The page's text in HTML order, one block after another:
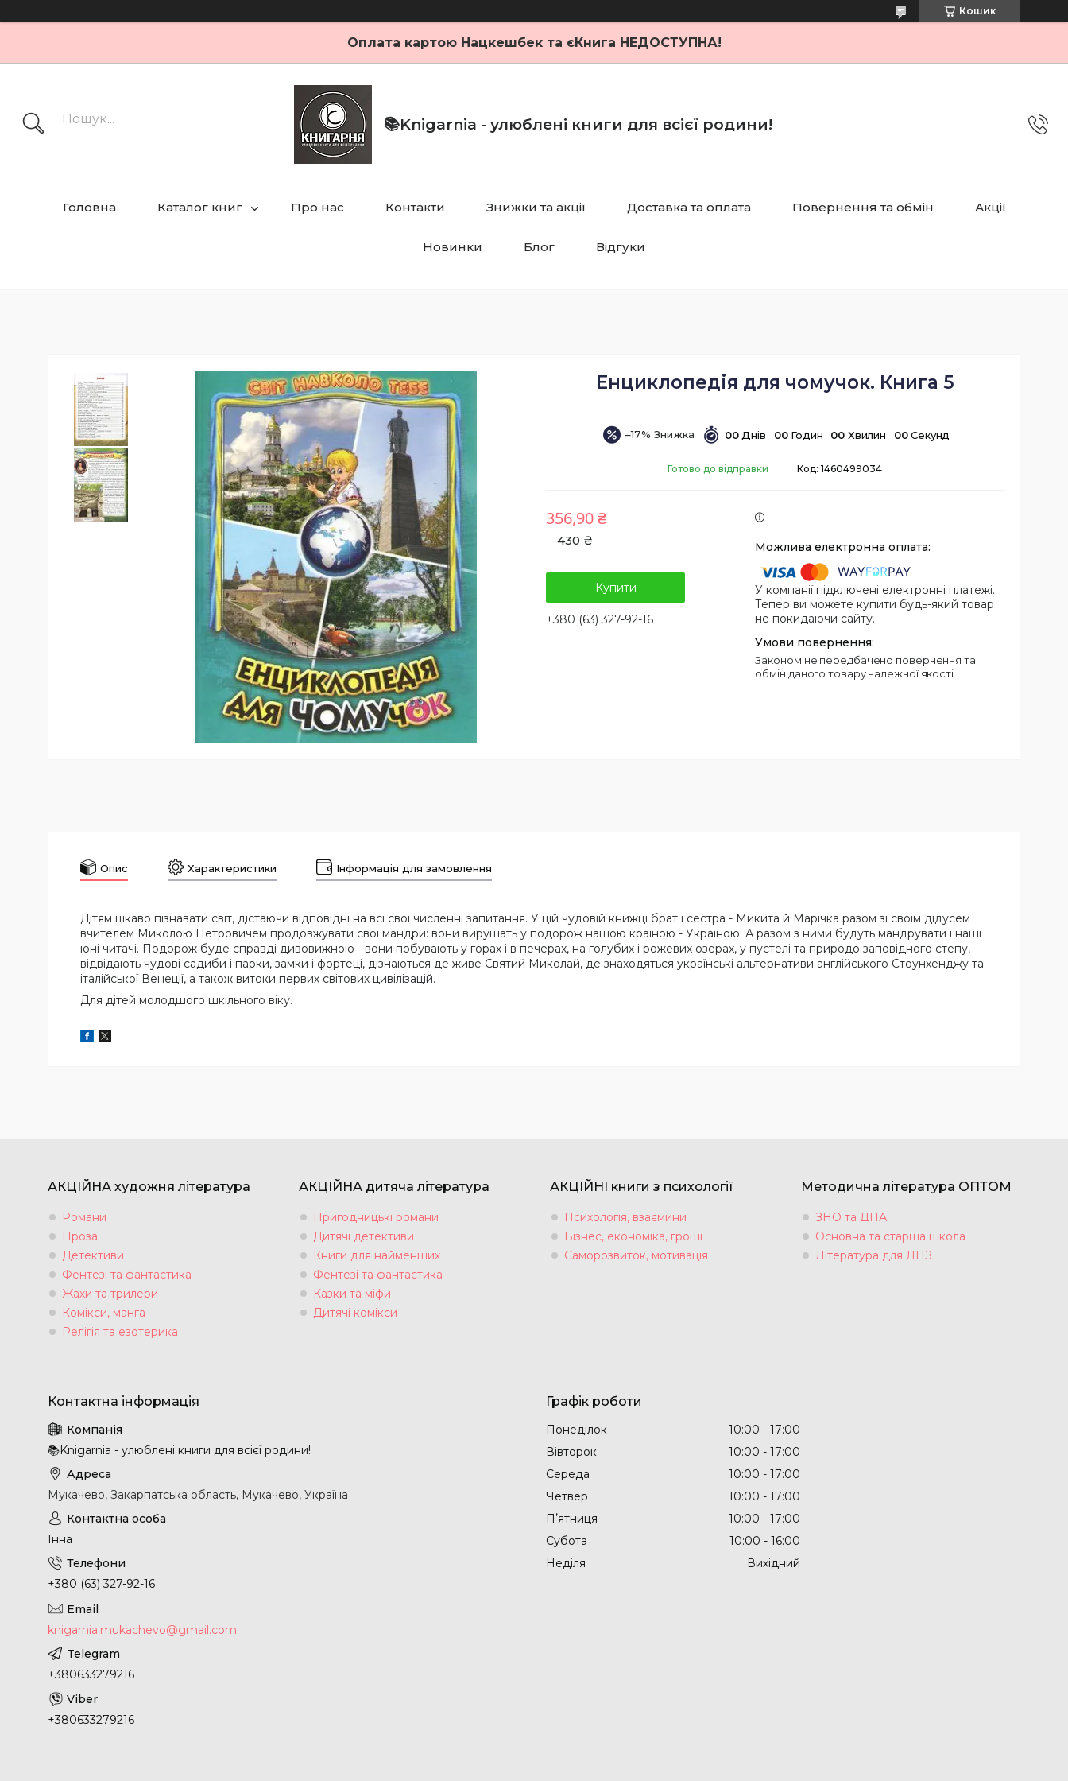
Кошик
Оплата картою Нацкешбек та єКнига НЕДОСТУПНА!
📚Knigarnia - улюблені книги для всієї родини!
Головна Каталог книг Про нас Контакти Знижки та акції Доставка та оплата Повернення та обмін Акції
Новинки Блог Відгуки
Енциклопедія для чомучок. Книга 5
–17% 00 Днів 00 Годин 00 Хвилин 00 Секунд
Готово до відправки Код: 1460499034
430 ₴
356,90 ₴
Купити
+380 (63) 327-92-16
У компанії підключені електронні платежі.
Тепер ви можете купити будь-який товар
не покидаючи сайту.
Законом не передбачено повернення та
обмін даного товару належної якості
Опис Характеристики Інформація для замовлення
Дітям цікаво пізнавати світ, дістаючи відповідні на всі свої численні запитання. У цій чудовій книжці брат і сестра - Микита й Марічка разом зі своїм дідусем
вчителем Миколою Петровичем продовжувати свої мандри: вони вирушать у подорож нашою країною - Україною. А разом з ними будуть мандрувати і наші
юні читачі. Подорож буде справді дивовижною - вони побувають у горах і в печерах, на голубих і рожевих озерах, у пустелі та природо заповідного степу,
відвідають чудові садиби і парки, замки і фортеці, дізнаються де живе Святий Миколай, де знаходяться українські альтернативи англійського Стоунхенджу та
італійської Венеції, а також витоки первих світових цивілізацій.
Для дітей молодшого шкільного віку.
АКЦІЙНА художня література
Романи
Проза
Детективи
Фентезі та фантастика
Жахи та трилери
Комікси, манга
Релігія та езотерика
АКЦІЙНА дитяча література
Пригодницькі романи
Дитячі детективи
Книги для найменших
Фентезі та фантастика
Казки та міфи
Дитячі комікси
АКЦІЙНІ книги з психології
Психологія, взаємини
Бізнес, економіка, гроші
Саморозвиток, мотивація
Методична література ОПТОМ
ЗНО та ДПА
Основна та старша школа
Література для ДНЗ
📚Knigarnia - улюблені книги для всієї родини!
Мукачево, Закарпатська область, Мукачево, Україна
Інна
+380 (63) 327-92-16
knigarnia.mukachevo@gmail.com
+380633279216
+380633279216
Графік роботи
Понеділок 10:00
17:00
Вівторок
10:00
17:00
Середа
10:00
17:00
Четвер
10:00
17:00
Пʼятниця
10:00
17:00
Субота
10:00
16:00
Неділя
Вихідний